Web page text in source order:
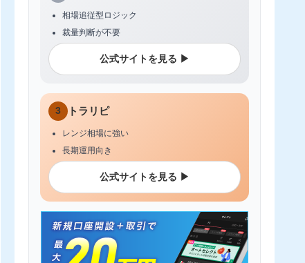
相場追従型ロジック
裁量判断が不要
公式サイトを見る ▶
3 トラリピ
レンジ相場に強い
長期運用向き
公式サイトを見る ▶